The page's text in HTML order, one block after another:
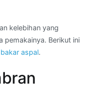
kelebihan yang
pemakainya. Berikut ini
aspal.